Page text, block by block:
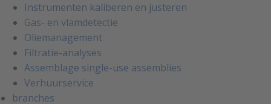
Instrumenten kaliberen en justeren
Gas- en vlamdetectie
Oliemanagement
Filtratie-analyses
Assemblage single-use assemblies
Verhuurservice
branches